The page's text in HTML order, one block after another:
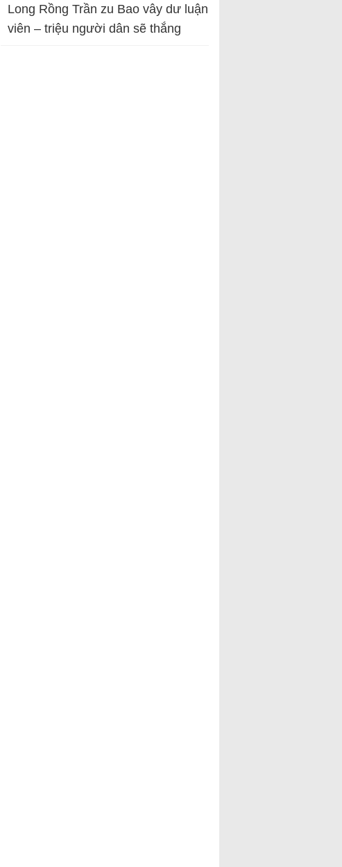
Long Rồng Trần zu Bao vây dư luận
viên – triệu người dân sẽ thắng